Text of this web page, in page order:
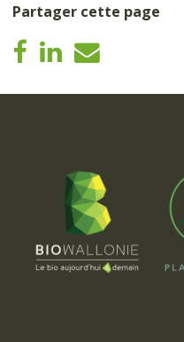
Partager cette page